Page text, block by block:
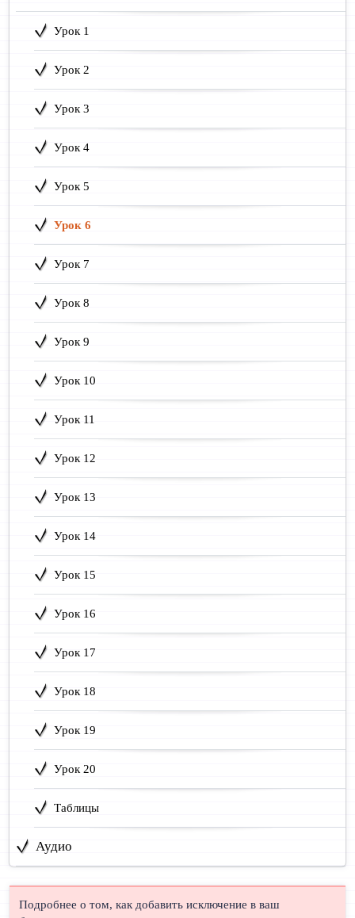
Урок 1
Урок 2
Урок 3
Урок 4
Урок 5
Урок 6
Урок 7
Урок 8
Урок 9
Урок 10
Урок 11
Урок 12
Урок 13
Урок 14
Урок 15
Урок 16
Урок 17
Урок 18
Урок 19
Урок 20
Таблицы
Аудио
Подробнее о том, как добавить исключение в ваш